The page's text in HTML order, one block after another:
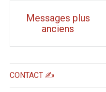
Navigation
messages
Messages plus
anciens
CONTACT ✍️